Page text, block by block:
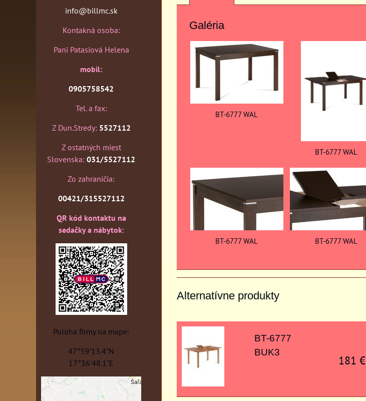
Galéria
BT-6777 WAL
BT-6777 WAL
BT-6777 WAL BT-6777 WAL
Alternatívne produkty
BT-6777
BUK3
181 €
info@billmc.sk
Kontakná osoba:
Pani Patasiová Helena
mobil:
0905758542
Tel. a fax:
Z Dun.Stredy: 5527112
Z ostatných miest
Slovenska: 031/5527112
Zo zahraničia:
00421/315527112
QR kód kontaktu na
sedačky a nábytok:
Poloha firmy na mape:
47°59'13.4"N
17°36'48.1"E